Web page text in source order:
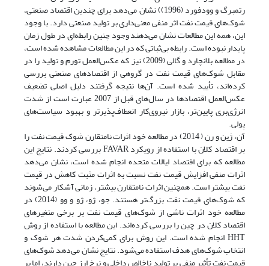
رتمبرگ و وودفورد (1996)) نشان می‌دهد برای چندین اقتصاد صنعتی،
شوک‌های قیمت نفت اثر منفی معنی‌داری بر تولید صنعتی دارد. با وجود
این، همه این مطالعات نشان می‌دهند وجود چنین رابطه‌ای در طول زمان
پایدار نبوده است. رابطه بی‌ثباتی که در این مطالعات مشاهده شده است،
در مطالعه بلانچارد و گالی (2009) نیز که عکس‌العمل تورم و تولید را در
مقابل شوک‌های قیمت نفت در گروهی از اقتصادهای صنعتی بررسی
کرده‌اند، تأیید شده است. آن‌ها نتیجه گرفتند دلیل اصلی تضعیف
عکس‌العمل اقتصادها در سال‌های قبل از 2007 عبارت است از شدت
انرژی‌بری پایین‌تر، بازار نیروی‌کار انعطاف‌پذیرتر و بهبود سیاست‌های
پولی.
آن، ژین و رن ( 2014) در مطالعه خود اثرات نامتقارن شوک قیمت نفت را
بر اقتصاد کلان با استفاده از رویکرد FAVAR‌ بررسی کردند. نتایج این
مطالعه که برای اقتصاد ایالات متحده انجام شده است، نشان می‌دهد
اثرات منفی افزایش قیمت نفت نسبت به اثرات مثبت کاهش در قیمت
نفت بیشتر است. همچنین اثرات نامتقارن بیشتر، زمانی آشکار می‌شوند
که شوک‌های قیمت نفت بزرگ‌تر هستند. جو، ژو، ژو و وو (2014) در
مطالعه خود اثرات ناشی از شوک‌های قیمت نفت بر برخی متغیرهای
اقتصاد کلان در چین را بررسی کرده‌اند. این مطالعه با استفاده از روش
HHT‌ انجام شده است. این روش برای کمی‌کردن شدت هر شوک و
انتخاب شوک‌های هدف استفاده می‌شود. نتایج نشان می‌دهد شوک‌های